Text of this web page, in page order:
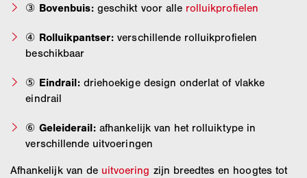
③ Bovenbuis:geschikt voor alle rolluikprofielen
④ Rolluikpantser:verschillende rolluikprofielen
beschikbaar
⑤ Eindrail:driehoekige design onderlat of vlakke
eindrail
⑥ Geleiderail:afhankelijk van het rolluiktype in
verschillende uitvoeringen
Afhankelijk van de uitvoering zijn breedtes en hoogtes tot